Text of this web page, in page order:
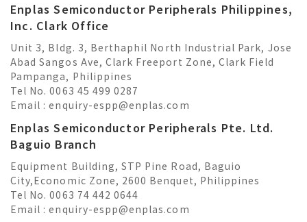
Enplas Semiconductor Peripherals Philippines,
Inc. Clark Office
Unit 3, Bldg. 3, Berthaphil North Industrial Park, Jose
Abad Sangos Ave, Clark Freeport Zone, Clark Field
Pampanga, Philippines
Tel No. 0063 45 499 0287
Email :enquiry-espp@enplas.com
Enplas Semiconductor Peripherals Pte. Ltd.
Baguio Branch
Equipment Building, STP Pine Road, Baguio
City,Economic Zone, 2600 Benquet, Philippines
Tel No. 0063 74 442 0644
Email :enquiry-espp@enplas.com